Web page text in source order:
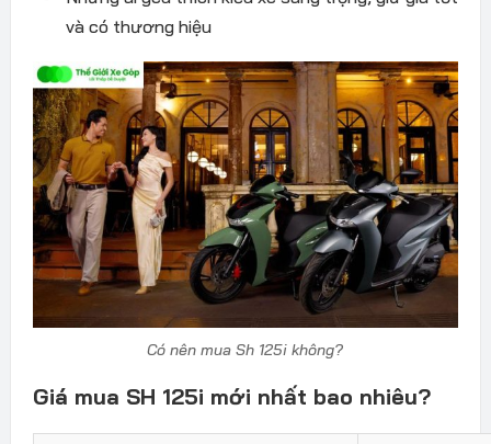
và có thương hiệu
Có nên mua Sh 125i không?
Giá mua SH 125i mới nhất bao nhiêu?